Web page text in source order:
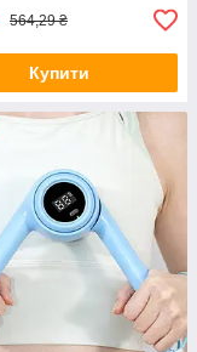
564,29 ₴
Купити